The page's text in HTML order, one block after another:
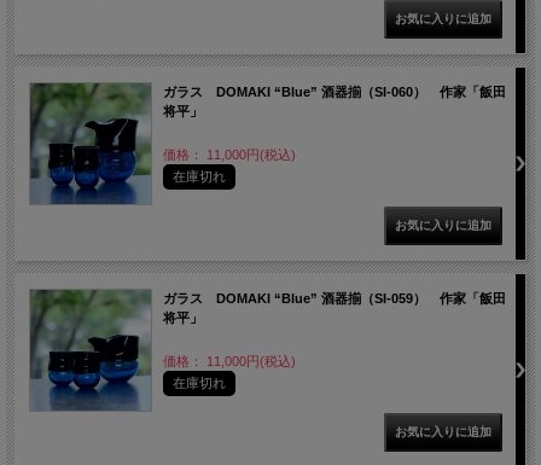
ガラス DOMAKI “Blue” 酒器揃（SI-060） 作家「飯田
将平」
価格： 11,000円(税込)
在庫切れ
ガラス DOMAKI “Blue” 酒器揃（SI-059） 作家「飯田
将平」
価格： 11,000円(税込)
在庫切れ